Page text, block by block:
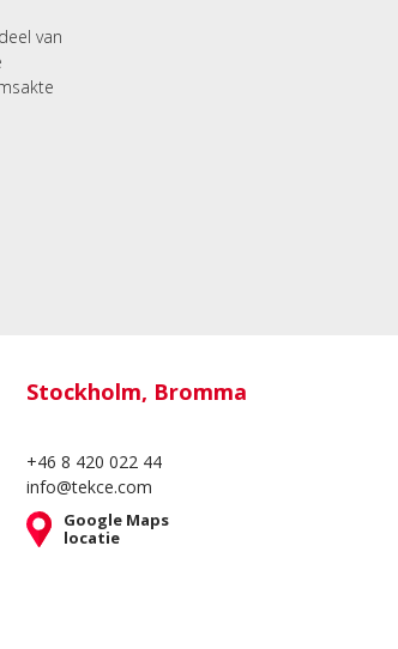
van
Stockholm, Bromma
+46 8 420 022 44
info@tekce.com
Google Maps
locatie